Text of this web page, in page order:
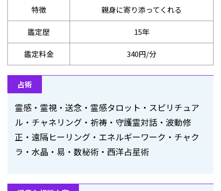
特徴 親身に寄り添ってくれる
鑑定歴 15年
鑑定料金 340円/分
占術
霊感・霊視・送念・霊感タロット・スピリチュア
ル・チャネリング・祈祷・守護霊対話・波動修
正・遠隔ヒーリング・エネルギーワーク・チャク
ラ・水晶・易・数秘術・西洋占星術